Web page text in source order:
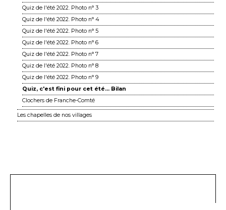
Quiz de l'été 2022. Photo n° 3
Quiz de l'été 2022. Photo n° 4
Quiz de l'été 2022. Photo n° 5
Quiz de l'été 2022. Photo n° 6
Quiz de l'été 2022. Photo n° 7
Quiz de l'été 2022. Photo n° 8
Quiz de l'été 2022. Photo n° 9
Quiz, c'est fini pour cet été... Bilan
Clochers de Franche-Comté
Les chapelles de nos villages